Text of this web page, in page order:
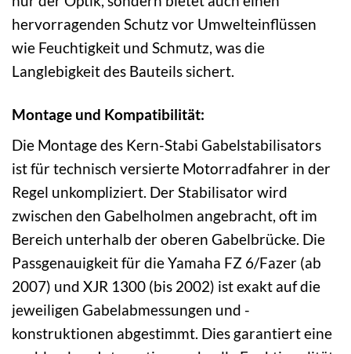
hervorragenden Schutz vor Umwelteinflüssen
wie Feuchtigkeit und Schmutz, was die
Langlebigkeit des Bauteils sichert.
Montage und Kompatibilität:
Die Montage des Kern-Stabi Gabelstabilisators
ist für technisch versierte Motorradfahrer in der
Regel unkompliziert. Der Stabilisator wird
zwischen den Gabelholmen angebracht, oft im
Bereich unterhalb der oberen Gabelbrücke. Die
Passgenauigkeit für die Yamaha FZ 6/Fazer (ab
2007) und XJR 1300 (bis 2002) ist exakt auf die
jeweiligen Gabelabmessungen und -
konstruktionen abgestimmt. Dies garantiert eine